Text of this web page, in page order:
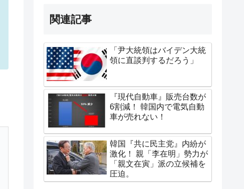
関連記事
「尹大統領はバイデン大統
領に直談判するだろう」
『現代自動車』販売台数が
6割減！ 韓国内で電気自動
車が売れない！
韓国『共に民主党』内紛が
激化！ 親「李在明」勢力が
「親文在寅」派の立候補を
圧迫。